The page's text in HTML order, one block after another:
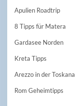
Apulien Roadtrip
8 Tipps für Matera
Gardasee Norden
Kreta Tipps
Arezzo in der Toskana
Rom Geheimtipps